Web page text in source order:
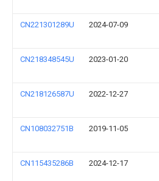
CN221301289U 2024-07-09
CN218348545U 2023-01-20
CN218126587U 2022-12-27
CN108032751B 2019-11-05
CN115435286B 2024-12-17